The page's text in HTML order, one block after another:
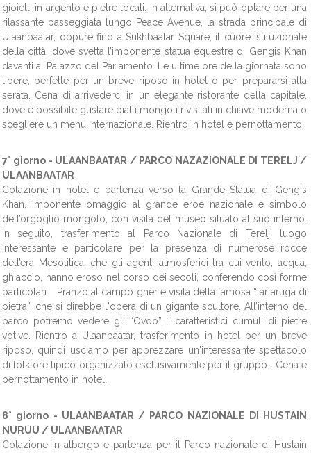
gioielli in argento e pietre locali. In alternativa, si può optare per una
rilassante passeggiata lungo Peace Avenue, la strada principale di
Ulaanbaatar, oppure fino a Sükhbaatar Square, il cuore istituzionale
della città, dove svetta l’imponente statua equestre di Gengis Khan
davanti al Palazzo del Parlamento. Le ultime ore della giornata sono
libere, perfette per un breve riposo in hotel o per prepararsi alla
serata. Cena di arrivederci in un elegante ristorante della capitale,
dove è possibile gustare piatti mongoli rivisitati in chiave moderna o
scegliere un menù internazionale. Rientro in hotel e pernottamento.
7° giorno - ULAANBAATAR / PARCO NAZAZIONALE DI TERELJ /
ULAANBAATAR
Colazione in hotel e partenza verso la Grande Statua di Gengis
Khan, imponente omaggio al grande eroe nazionale e simbolo
dell’orgoglio mongolo, con visita del museo situato al suo interno.
In seguito, trasferimento al Parco Nazionale di Terelj, luogo
interessante e particolare per la presenza di numerose rocce
dell’era Mesolitica, che gli agenti atmosferici tra cui vento, acqua,
ghiaccio, hanno eroso nel corso dei secoli, conferendo così forme
particolari. Pranzo al campo gher e visita della famosa “tartaruga di
pietra”, che si direbbe l'opera di un gigante scultore. All’interno del
parco potremo vedere gli “Ovoo”, i caratteristici cumuli di pietre
votive. Rientro a Ulaanbaatar, trasferimento in hotel per un breve
riposo, quindi usciamo per apprezzare un'interessante spettacolo
di folklore tipico organizzato esclusivamente per il gruppo.
Cena e
pernottamento in hotel.
8° giorno - ULAANBAATAR / PARCO NAZIONALE DI HUSTAIN
NURUU / ULAANBAATAR
Colazione in albergo e partenza per il Parco nazionale di Hustain